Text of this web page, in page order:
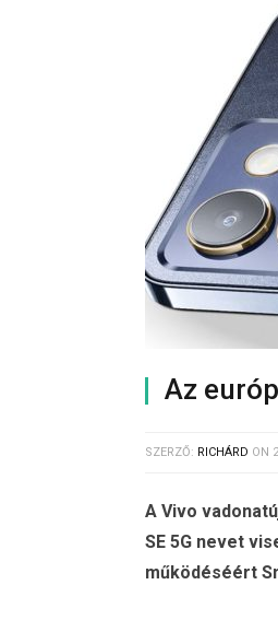
Az
SZERZŐ: RICHÁRD ON
A Vivo
SE 5G nevet
működéséért